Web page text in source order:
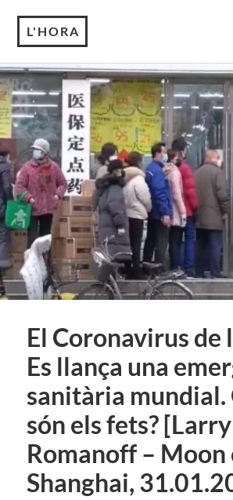
L'HORA
El Coronavirus de
Es llança una
sanitària mundial.
són els fets? [Larry
Romanoff – Moon
Shanghai,